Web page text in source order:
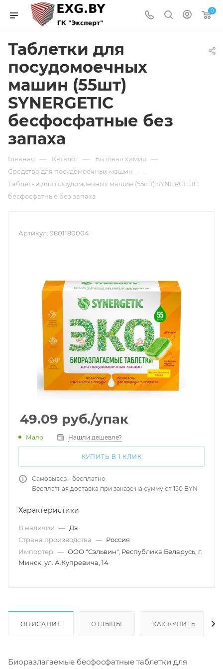
0
Таблетки для
посудомоечных
машин (55шт)
SYNERGETIC
бесфосфатные без
запаха
Главная — Каталог — Бытовая химия —
Средства для посудомоечных машин —
Таблетки для посудомоечных машин (55шт) SYNERGETIC
бесфосфатные без запаха
Артикул: 9801180004
49.09 руб./упак
Мало Нашли дешевле?
КУПИТЬ В 1 КЛИК
Самовывоз - бесплатно
Бесплатная доставка при заказе на сумму от 150 BYN
Характеристики
В наличии — Да
Страна производства — Россия
Импортер — ООО "Сэльвин", Республика Беларусь, г.
Минск, ул. А.Купревича, 14
ОПИСАНИЕ ОТЗЫВЫ КАК КУПИТЬ
Биоразлагаемые бесфосфатные таблетки для